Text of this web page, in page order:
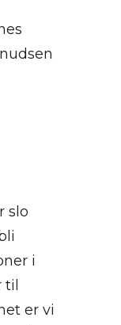
slo
i
er vi